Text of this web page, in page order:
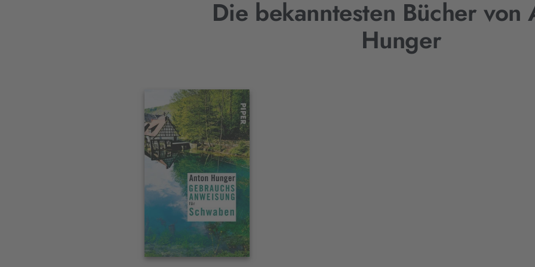
Die bekanntesten Bücher von
Hunger
Interaktives
Element